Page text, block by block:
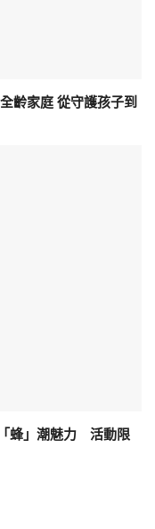
齡家庭 從守護孩子到
蜂」潮魅力 活動限